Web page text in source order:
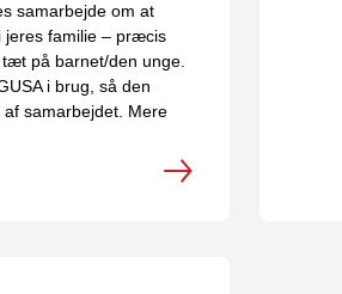
samarbejde om at
jeres familie – præcis
på barnet/den unge.
i brug, så den
samarbejdet. Mere